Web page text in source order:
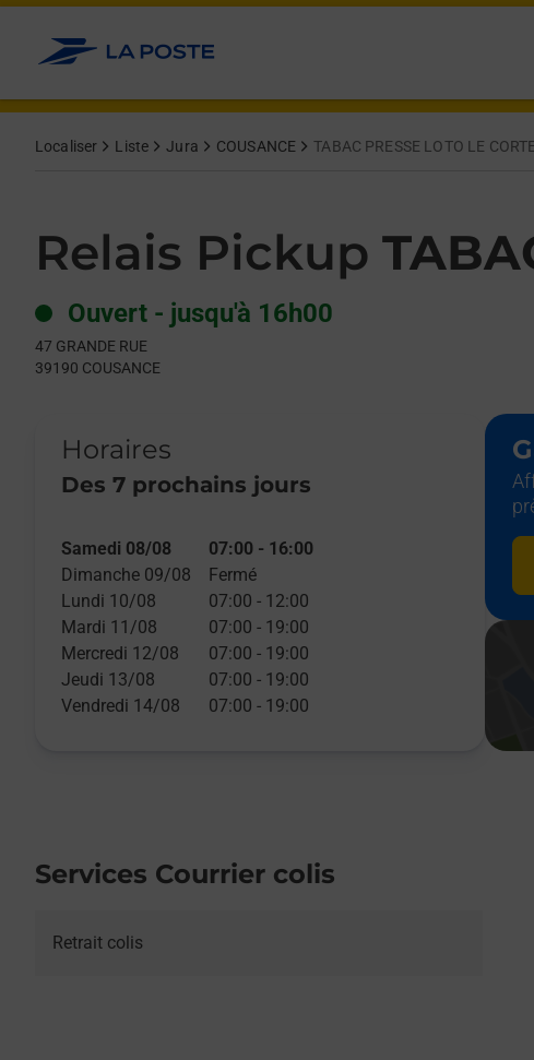
Allez au contenu
Localiser Liste Jura COUSANCE TABAC PRESSE LOTO LE
Relais Pickup
Ouvert - jusqu'à 16h00
47 GRANDE RUE
39190 COUSANCE
Horaires
Des 7 prochains jours
Day of the WeekHours
Samedi 08/08 07:00 - 16:00
Dimanche 09/08
Fermé
Lundi 10/08
07:00 - 12:00
Mardi 11/08
07:00 - 19:00
Mercredi 12/08
07:00 - 19:00
Jeudi 13/08
07:00 - 19:00
Vendredi 14/08
07:00 - 19:00
Services Courrier colis
Retrait colis
Get directions to Relais Pickup at 47 GRANDE RUE COUSANCE,
lien s'ouvre dans un nouvel onglet